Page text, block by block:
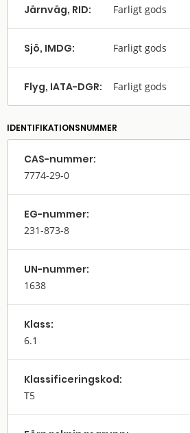
Järnväg, RID: Farligt gods
Sjö, IMDG: Farligt gods
Flyg, IATA-DGR: Farligt gods
IDENTIFIKATIONSNUMMER
CAS-nummer:
7774-29-0
EG-nummer:
231-873-8
UN-nummer:
1638
Klass:
6.1
Klassifi­cerings­kod:
T5